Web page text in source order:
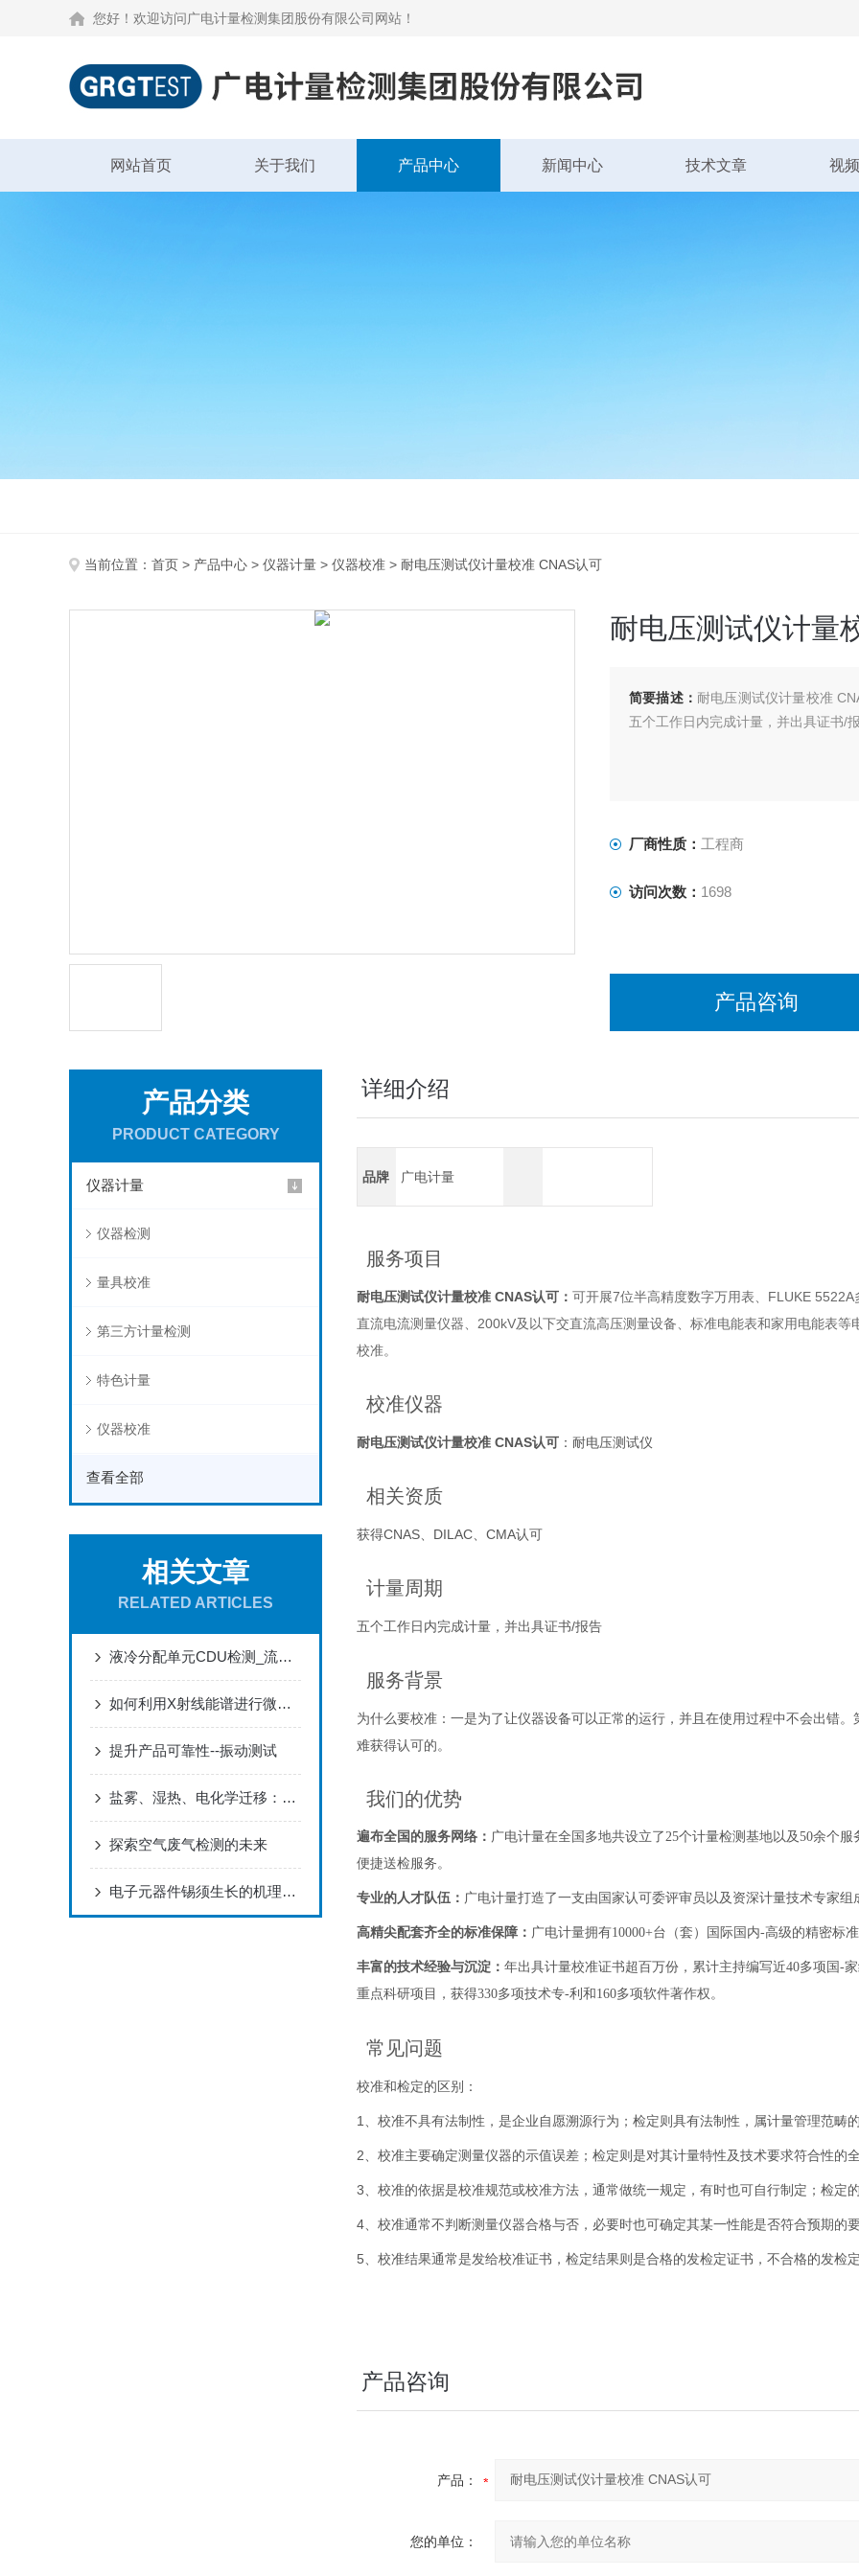
您好！欢迎访问广电计量检测集团股份有限公司网站！
网站首页 关于我们 产品中心 新闻中心 技术文章 视
当前位置： 首页 > 产品中心 > 仪器计量 > 仪器校准 > 耐电压测试仪计量校准 CNAS认可
耐电压测试仪计量
简要描述： 耐电压测试仪计量校准
五个工作日内完成计量，并出具证书/
厂商性质： 工程商
访问次数： 1698
产品咨询
产品分类
PRODUCT CATEGORY
仪器计量
仪器检测
量具校准
第三方计量检测
特色计量
仪器校准
查看全部
相关文章
RELATED ARTICLES
液冷分配单元CDU检测_流量调节精度_压力稳定性
如何利用X射线能谱进行微区元素分析？应用案例分享
提升产品可靠性--振动测试
盐雾、湿热、电化学迁移：元器件耐腐蚀测试标准解读
探索空气废气检测的未来
电子元器件锡须生长的机理与检测技术
详细介绍
品牌 广电计量
服务项目
耐电压测试仪计量校准 CNAS认可 ： 可开展7位半高精度数字万用表、FLUKE
直流电流测量仪器、200kV及以下交直流高压测量设备、标准电能表和家用电能表
校准。
校准仪器
耐电压测试仪计量校准 CNAS认可 ：耐电压测试仪
相关资质
获得CNAS、DILAC、CMA认可
计量周期
五个工作日内完成计量，并出具证书/报告
服务背景
为什么要校准：一是为了让仪器设备可以正常的运行，并且在使用过程中不会出错
难获得认可的。
我们的优势
遍布全国的服务网络： 广电计量在全国多地共设立了25个计量检测基地以及50余个服
便捷送检服务。
专业的人才队伍： 广电计量打造了一支由国家认可委评审员以及资深计量技术专家
高精尖配套齐全的标准保障： 广电计量拥有10000+台（套） 国际国内-高级的精密标
丰富的技术经验与沉淀： 年出具计量校准证书超百万份，累计主持编写近40多项国-
重点科研项⽬，获得330多项技术专-利和160多项软件著作权。
常见问题
校准和检定的区别：
1、校准不具有法制性，是企业自愿溯源行为；检定则具有法制性，属计量管理范畴
2、校准主要确定测量仪器的示值误差；检定则是对其计量特性及技术要求符合性的
3、校准的依据是校准规范或校准方法，通常做统一规定，有时也可自行制定；检定
4、校准通常不判断测量仪器合格与否，必要时也可确定其某一性能是否符合预期的
5、校准结果通常是发给校准证书，检定结果则是合格的发检定证书，不合格的发检
产品咨询
产品：
您的单位：